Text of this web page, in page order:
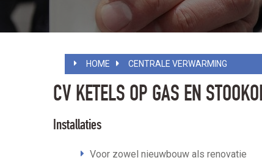
HOME CENTRALE VERWARMING
CV KETELS OP GAS EN
Installaties
Voor zowel nieuwbouw als renovatie